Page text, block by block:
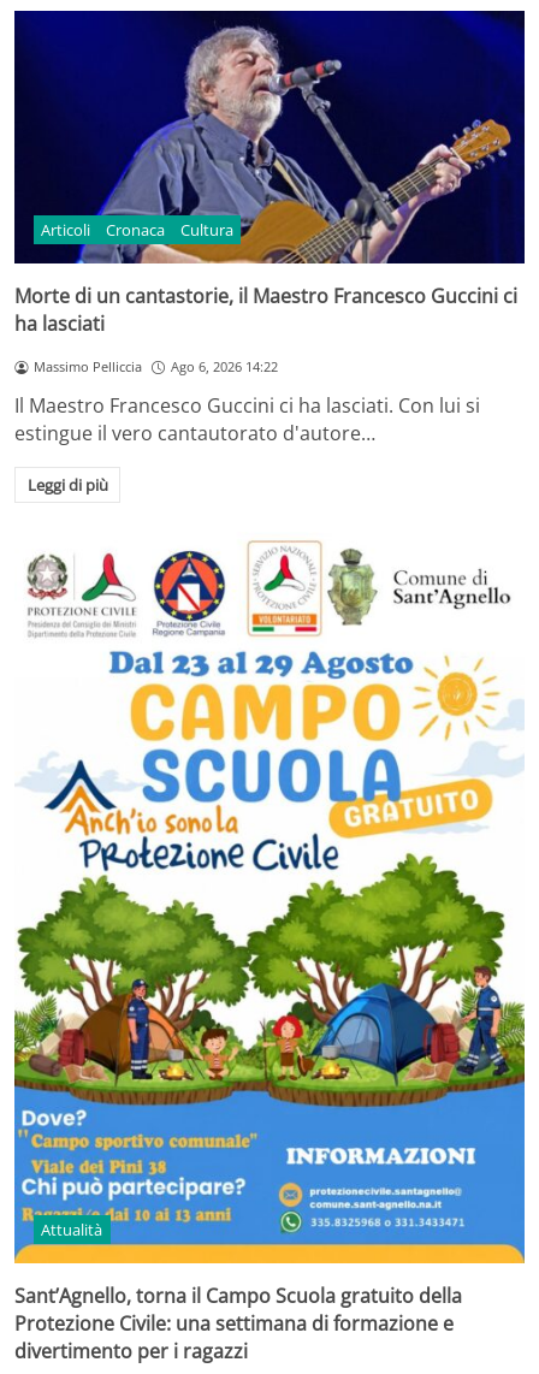
Articoli Cronaca Cultura
Morte di un cantastorie, il Maestro Francesco Guccini ci
ha lasciati
Massimo Pelliccia Ago 6, 2026 14:22
Il Maestro Francesco Guccini ci ha lasciati. Con lui si
estingue il vero cantautorato d'autore…
Leggi di più
Attualità
Sant’Agnello, torna il Campo Scuola gratuito della
Protezione Civile: una settimana di formazione e
divertimento per i ragazzi